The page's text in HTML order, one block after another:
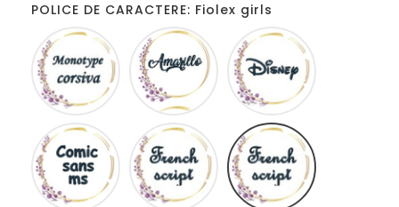
POLICE DE CARACTERE: Fiolex girls
Monotype
corsiva
Amarillo
Comic
sans
ms
French
script